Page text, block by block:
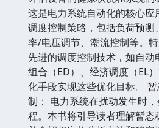
这是电力系统自动化的核心
调度控制策略，包括负荷预
率/电压调节、潮流控制等。
先进的调度控制技术，如自动
组合（ED）、经济调度（EL
化手段实现这些优化目标。
制： 电力系统在扰动发生时
程。本书将引导读者理解暂态